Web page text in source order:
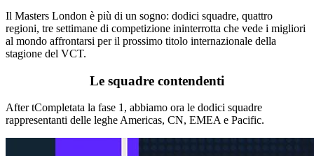
Il Masters London è più di un sogno: dodici squadre, quattro
regioni, tre settimane di competizione ininterrotta che vede i migliori
al mondo affrontarsi per il prossimo titolo internazionale della
stagione del VCT.
Le squadre contendenti
After tCompletata la fase 1, abbiamo ora le dodici squadre
rappresentanti delle leghe Americas, CN, EMEA e Pacific.